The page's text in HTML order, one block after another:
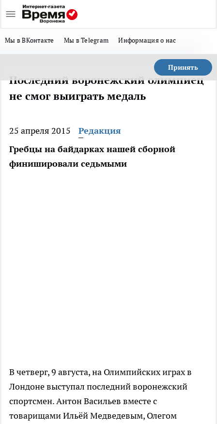
Мы в ВКонтакте Мы в Telegram Информация о нас
Принять
Последний воронежский олимпиец
не смог выиграть медаль
25 апреля 2015
Редакция
Гребцы на байдарках нашей сборной
финишировали седьмыми
В четверг, 9 августа, на Олимпийских играх в
Лондоне выступал последний воронежский
спортсмен. Антон Васильев вместе с
товарищами Ильёй Медведевым, Олегом